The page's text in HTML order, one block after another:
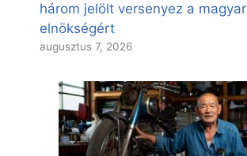
három jelölt versenyez a magyar
elnökségért
augusztus 7, 2026